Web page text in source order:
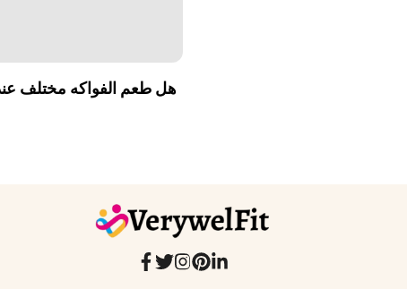
هل طعم الفواكه مختلف عند